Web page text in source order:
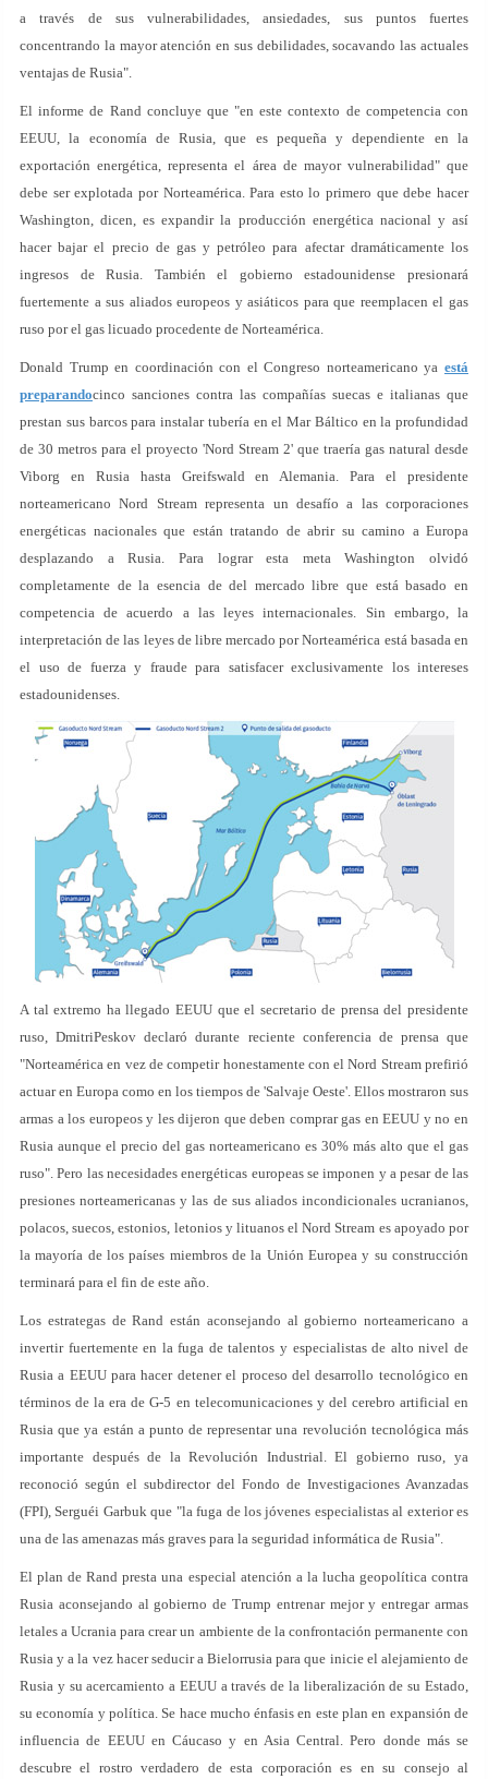
a través de sus vulnerabilidades, ansiedades, sus puntos fuertes
concentrando la mayor atención en sus debilidades, socavando las actuales
ventajas de Rusia".
El informe de Rand concluye que "en este contexto de competencia con
EEUU, la economía de Rusia, que es pequeña y dependiente en la
exportación energética, representa el área de mayor vulnerabilidad" que
debe ser explotada por Norteamérica. Para esto lo primero que debe hacer
Washington, dicen, es expandir la producción energética nacional y así
hacer bajar el precio de gas y petróleo para afectar dramáticamente los
ingresos de Rusia. También el gobierno estadounidense presionará
fuertemente a sus aliados europeos y asiáticos para que reemplacen el gas
ruso por el gas licuado procedente de Norteamérica.
Donald Trump en coordinación con el Congreso norteamericano ya está
preparandocinco sanciones contra las compañías suecas e italianas que
prestan sus barcos para instalar tubería en el Mar Báltico en la profundidad
de 30 metros para el proyecto 'Nord Stream 2' que traería gas natural desde
Viborg en Rusia hasta Greifswald en Alemania. Para el presidente
norteamericano Nord Stream representa un desafío a las corporaciones
energéticas nacionales que están tratando de abrir su camino a Europa
desplazando a Rusia. Para lograr esta meta Washington olvidó
completamente de la esencia de del mercado libre que está basado en
competencia de acuerdo a las leyes internacionales. Sin embargo, la
interpretación de las leyes de libre mercado por Norteamérica está basada en
el uso de fuerza y fraude para satisfacer exclusivamente los intereses
estadounidenses.
A tal extremo ha llegado EEUU que el secretario de prensa del presidente
ruso, DmitriPeskov declaró durante reciente conferencia de prensa que
"Norteamérica en vez de competir honestamente con el Nord Stream prefirió
actuar en Europa como en los tiempos de 'Salvaje Oeste'. Ellos mostraron sus
armas a los europeos y les dijeron que deben comprar gas en EEUU y no en
Rusia aunque el precio del gas norteamericano es 30% más alto que el gas
ruso". Pero las necesidades energéticas europeas se imponen y a pesar de las
presiones norteamericanas y las de sus aliados incondicionales ucranianos,
polacos, suecos, estonios, letonios y lituanos el Nord Stream es apoyado por
la mayoría de los países miembros de la Unión Europea y su construcción
terminará para el fin de este año.
Los estrategas de Rand están aconsejando al gobierno norteamericano a
invertir fuertemente en la fuga de talentos y especialistas de alto nivel de
Rusia a EEUU para hacer detener el proceso del desarrollo tecnológico en
términos de la era de G-5 en telecomunicaciones y del cerebro artificial en
Rusia que ya están a punto de representar una revolución tecnológica más
importante después de la Revolución Industrial. El gobierno ruso, ya
reconoció según el subdirector del Fondo de Investigaciones Avanzadas
(FPI), Serguéi Garbuk que "la fuga de los jóvenes especialistas al exterior es
una de las amenazas más graves para la seguridad informática de Rusia".
El plan de Rand presta una especial atención a la lucha geopolítica contra
Rusia aconsejando al gobierno de Trump entrenar mejor y entregar armas
letales a Ucrania para crear un ambiente de la confrontación permanente con
Rusia y a la vez hacer seducir a Bielorrusia para que inicie el alejamiento de
Rusia y su acercamiento a EEUU a través de la liberalización de su Estado,
su economía y política. Se hace mucho énfasis en este plan en expansión de
influencia de EEUU en Cáucaso y en Asia Central. Pero donde más se
descubre el rostro verdadero de esta corporación es en su consejo al